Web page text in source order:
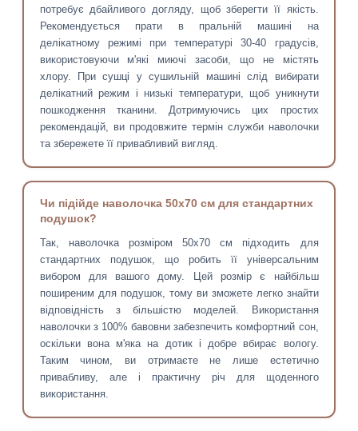
потребує дбайливого догляду, щоб зберегти її якість.
Рекомендується прати в пральній машині на
делікатному режимі при температурі 30-40 градусів,
використовуючи м'які миючі засоби, що не містять
хлору. При сушці у сушильній машині слід вибирати
делікатний режим і низькі температури, щоб уникнути
пошкодження тканини. Дотримуючись цих простих
рекомендацій, ви продовжите термін служби наволочки
та збережете її привабливий вигляд.
Чи підійде наволочка 50х70 см для стандартних
подушок?
Так, наволочка розміром 50х70 см підходить для
стандартних подушок, що робить її універсальним
вибором для вашого дому. Цей розмір є найбільш
поширеним для подушок, тому ви зможете легко знайти
відповідність з більшістю моделей. Використання
наволочки з 100% бавовни забезпечить комфортний сон,
оскільки вона м'яка на дотик і добре вбирає вологу.
Таким чином, ви отримаєте не лише естетично
привабливу, але і практичну річ для щоденного
використання.